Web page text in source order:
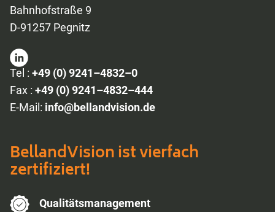
Bahnhofstraße 9
D-91257 Pegnitz
Tel : +49 (0) 9241–4832–0
Fax : +49 (0) 9241–4832–444
E-Mail: info@bellandvision.de
BellandVision ist vierfach
zertifiziert!
Qualitäts­management